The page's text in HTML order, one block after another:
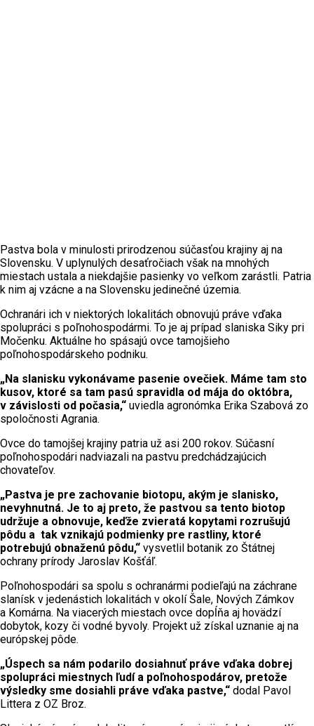
Pastva bola v minulosti prirodzenou súčasťou krajiny aj na
Slovensku. V uplynulých desaťročiach však na mnohých
miestach ustala a niekdajšie pasienky vo veľkom zarástli. Patria
k nim aj vzácne a na Slovensku jedinečné územia.
Ochranári ich v niektorých lokalitách obnovujú práve vďaka
spolupráci s poľnohospodármi. To je aj prípad slaniska Siky pri
Močenku. Aktuálne ho spásajú ovce tamojšieho
poľnohospodárskeho podniku.
„Na slanisku vykonávame pasenie ovečiek. Máme tam sto
kusov, ktoré sa tam pasú spravidla od mája do októbra,
v závislosti od počasia,“ uviedla agronómka Erika Szabová zo
spoločnosti Agrania.
Ovce do tamojšej krajiny patria už asi 200 rokov. Súčasní
poľnohospodári nadviazali na pastvu predchádzajúcich
chovateľov.
„Pastva je pre zachovanie biotopu, akým je slanisko,
nevyhnutná. Je to aj preto, že pastvou sa tento biotop
udržuje a obnovuje, keďže zvieratá kopytami rozrušujú
pôdu a tak vznikajú podmienky pre rastliny, ktoré
potrebujú obnaženú pôdu,“ vysvetlil botanik zo Štátnej
ochrany prírody Jaroslav Košťáľ.
Poľnohospodári sa spolu s ochranármi podieľajú na záchrane
slanísk v jedenástich lokalitách v okolí Šale, Nových Zámkov
a Komárna. Na viacerých miestach ovce dopĺňa aj hovädzí
dobytok, kozy či vodné byvoly. Projekt už získal uznanie aj na
európskej pôde.
„Úspech sa nám podarilo dosiahnuť práve vďaka dobrej
spolupráci miestnych ľudí a poľnohospodárov, pretože
výsledky sme dosiahli práve vďaka pastve,“ dodal Pavol
Littera z OZ Broz.